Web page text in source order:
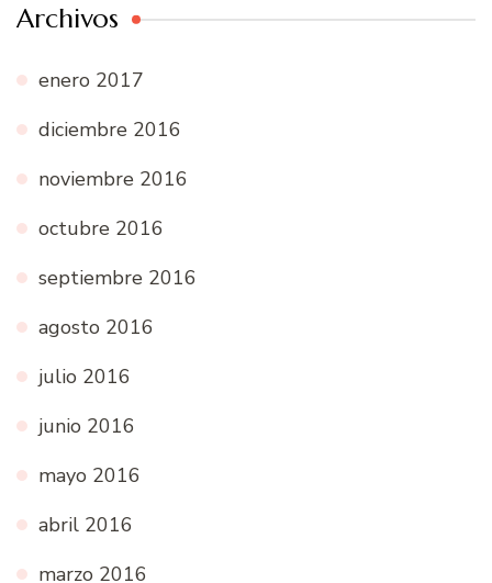
Archivos
enero 2017
diciembre 2016
noviembre 2016
octubre 2016
septiembre 2016
agosto 2016
julio 2016
junio 2016
mayo 2016
abril 2016
marzo 2016